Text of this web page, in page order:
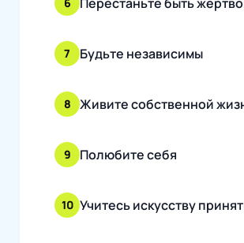
6 Перестаньте быть
7 Будьте независимы
8 Живите собственной
9 Полюбите себя
10 Учитесь искусству